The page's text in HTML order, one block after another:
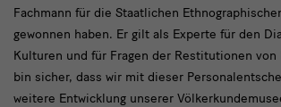
Fachmann für die Staatlichen
gewonnen haben. Er gilt als Experte für den
Kulturen und für Fragen der Restitutionen
bin sicher, dass wir mit dieser
weitere Entwicklung unserer